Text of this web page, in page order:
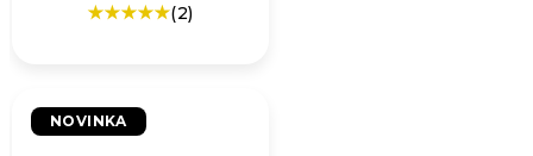
Průměrné
5,0
z
(2)
NOVINKA